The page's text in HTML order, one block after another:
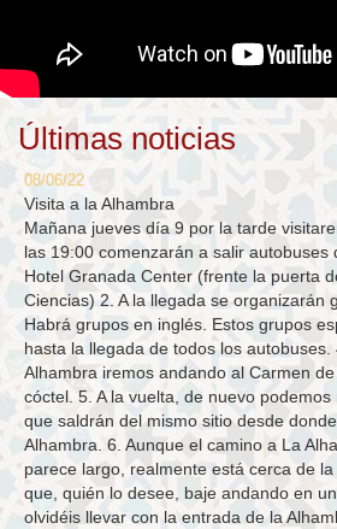
Últimas noticias
08/06/22
Visita a la Alhambra
Mañana jueves día 9 por la tarde
las 19:00 comenzarán a salir autobuses
Hotel Granada Center (frente la puerta
Ciencias) 2. A la llegada se organizarán
Habrá grupos en inglés. Estos grupos
hasta la llegada de todos los
Alhambra iremos andando al Carmen
cóctel. 5. A la vuelta, de nuevo
que saldrán del mismo sitio desde
Alhambra. 6. Aunque el camino a La
parece largo, realmente está cerca de
que, quién lo desee, baje andando en
olvidéis llevar con la entrada de la